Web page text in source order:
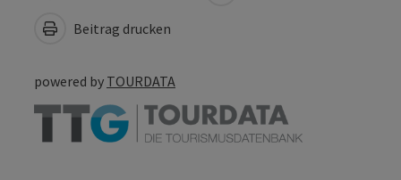
Beitrag drucken
powered by TOURDATA